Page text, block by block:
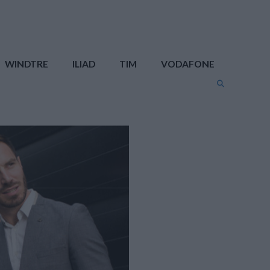
WINDTRE ILIAD TIM VODAFONE